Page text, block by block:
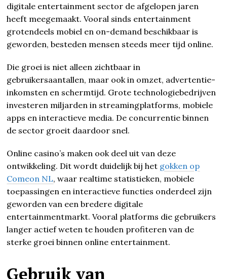
digitale entertainment sector de afgelopen jaren
heeft meegemaakt. Vooral sinds entertainment
grotendeels mobiel en on-demand beschikbaar is
geworden, besteden mensen steeds meer tijd online.
Die groei is niet alleen zichtbaar in
gebruikersaantallen, maar ook in omzet, advertentie-
inkomsten en schermtijd. Grote technologiebedrijven
investeren miljarden in streamingplatforms, mobiele
apps en interactieve media. De concurrentie binnen
de sector groeit daardoor snel.
Online casino’s maken ook deel uit van deze
ontwikkeling. Dit wordt duidelijk bij het gokken op
Comeon NL, waar realtime statistieken, mobiele
toepassingen en interactieve functies onderdeel zijn
geworden van een bredere digitale
entertainmentmarkt. Vooral platforms die gebruikers
langer actief weten te houden profiteren van de
sterke groei binnen online entertainment.
Gebruik van